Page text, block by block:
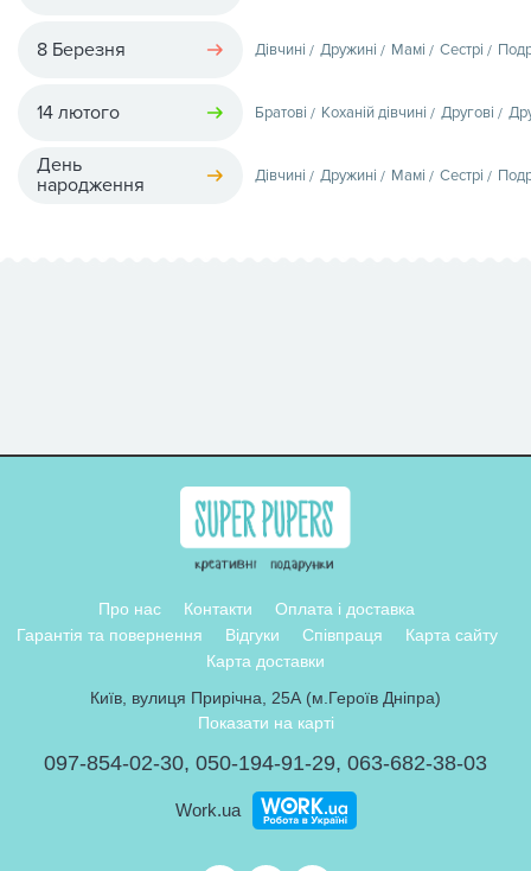
8 Березня Дівчині Дружині Мамі Сестрі
14 лютого Братові Коханій дівчині Другові
День
народження
Дівчині Дружині Мамі Сестрі
Про нас Контакти
Оплата і доставка
Гарантія та повернення
Відгуки Співпраця
Карта сайту
Карта доставки
Київ, вулиця Прирічна, 25А (м.Героїв Дніпра)
Показати на карті
097-854-02-30, 050-194-91-29, 063-682-38-03
Work.ua